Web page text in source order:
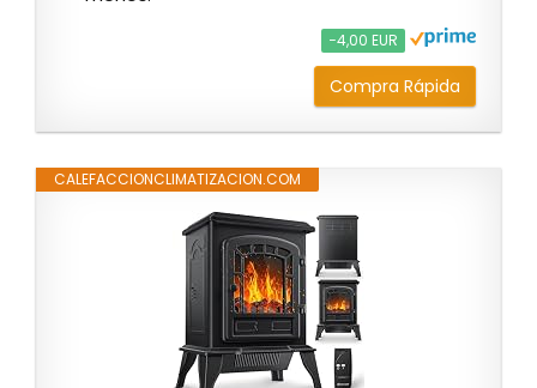
−4,00 EUR
Compra Rápida
CALEFACCIONCLIMATIZACION.COM